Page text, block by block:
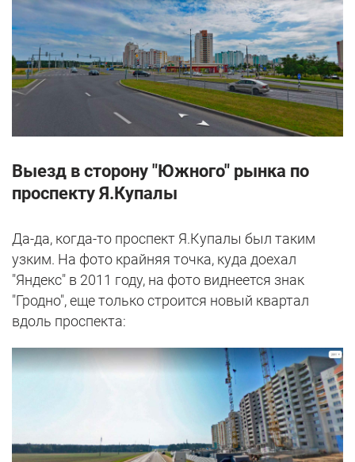
Выезд в сторону "Южного" рынка по
проспекту Я.Купалы
Да-да, когда-то проспект Я.Купалы был таким
узким. На фото крайняя точка, куда доехал
"Яндекс" в 2011 году, на фото виднеется знак
"Гродно", еще только строится новый квартал
вдоль проспекта: